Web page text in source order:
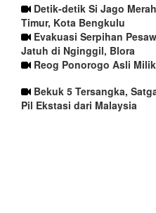
Detik-detik Si Jago
Timur, Kota Bengkulu
Evakuasi Serpihan
Jatuh di Nginggil, Blora
Reog Ponorogo Asli
Bekuk 5 Tersangka,
Pil Ekstasi dari Malaysia